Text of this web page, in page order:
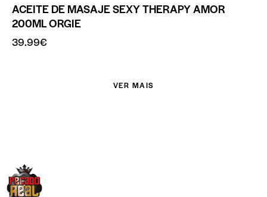
ACEITE DE MASAJE SEXY THERAPY AMOR
200ML ORGIE
39.99€
VER MAIS